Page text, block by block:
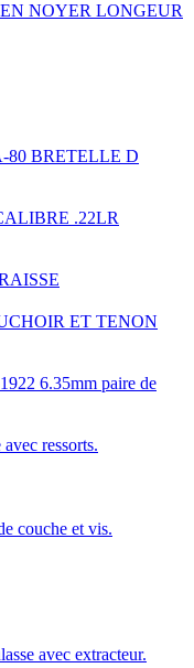
NOYER LONGEUR
80 BRETELLE D
.22LR
ET TENON
6.35mm paire de
ressorts.
couche et vis.
avec extracteur.